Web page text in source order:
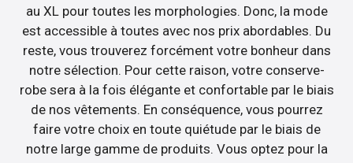
au XL pour toutes les morphologies. Donc, la mode
est accessible à toutes avec nos prix abordables. Du
reste, vous trouverez forcément votre bonheur dans
notre sélection. Pour cette raison, votre conserve-
robe sera à la fois élégante et confortable par le biais
de nos vêtements. En conséquence, vous pourrez
faire votre choix en toute quiétude par le biais de
notre large gamme de produits. Vous optez pour la